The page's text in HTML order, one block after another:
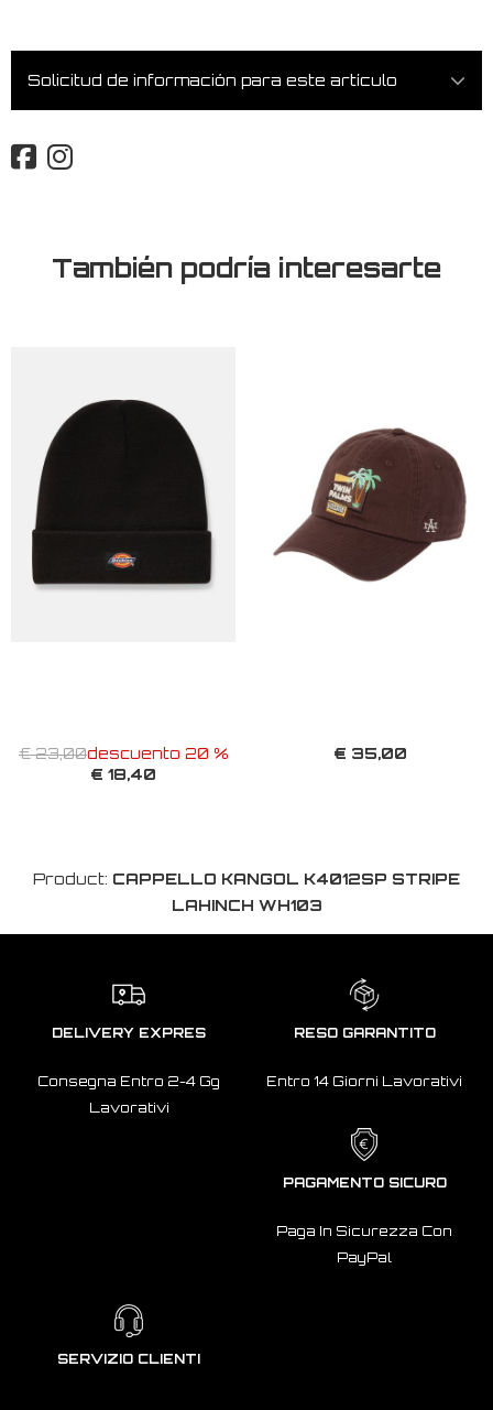
Solicitud de información para este artículo
También podría interesarte
€ 23,00descuento 20 %
€ 18,40
€ 35,00
Product: CAPPELLO KANGOL K4012SP STRIPE
LAHINCH WH103
DELIVERY EXPRES
Consegna Entro 2-4 Gg
Lavorativi
RESO GARANTITO
Entro 14 Giorni Lavorativi
PAGAMENTO SICURO
Paga In Sicurezza Con
PayPal
SERVIZIO CLIENTI